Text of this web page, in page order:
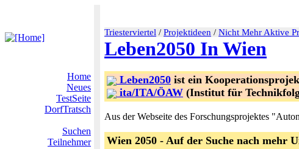
Triesterviertel / Projektideen / Nicht Mehr Aktive
Leben2050 In Wien
Home
Neues
TestSeite
DorfTratsch
Suchen
Teilnehmer
Leben2050 ist ein
ita/ITA/ÖAW (Institut für
Aus der Webseite des Forschungsprojektes
Wien 2050 - Auf der Suche nach mehr